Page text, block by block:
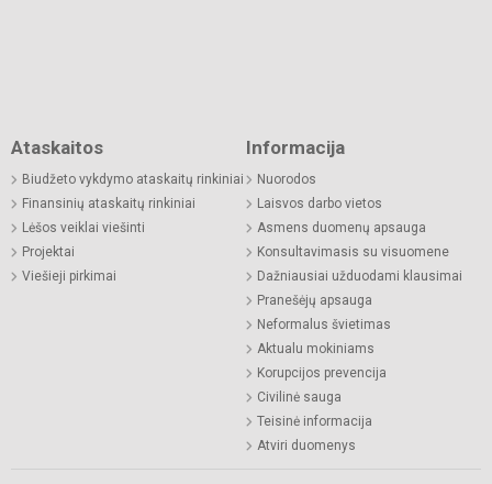
Ataskaitos
Biudžeto vykdymo ataskaitų rinkiniai
Finansinių ataskaitų rinkiniai
Lėšos veiklai viešinti
Projektai
Viešieji pirkimai
Informacija
Nuorodos
Laisvos darbo vietos
Asmens duomenų apsauga
Konsultavimasis su visuomene
Dažniausiai užduodami klausimai
Pranešėjų apsauga
Neformalus švietimas
Aktualu mokiniams
Korupcijos prevencija
Civilinė sauga
Teisinė informacija
Atviri duomenys